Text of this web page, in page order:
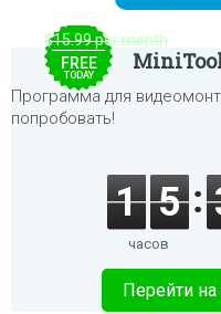
$15.99 per month
FREE
TODAY
Программа для
попробовать!
1 5
часов
Перейти на